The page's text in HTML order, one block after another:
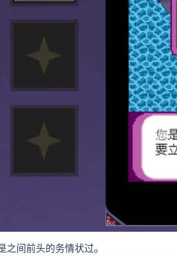
之间前头的务情状过。